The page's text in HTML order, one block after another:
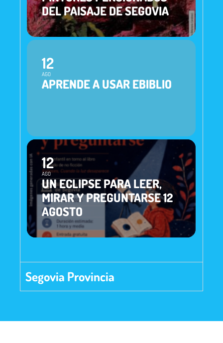
DEL PAISAJE DE SEGOVIA
12
AGO
APRENDE A USAR EBIBLIO
12
AGO
UN ECLIPSE PARA LEER,
MIRAR Y PREGUNTARSE 12
AGOSTO
Segovia Provincia